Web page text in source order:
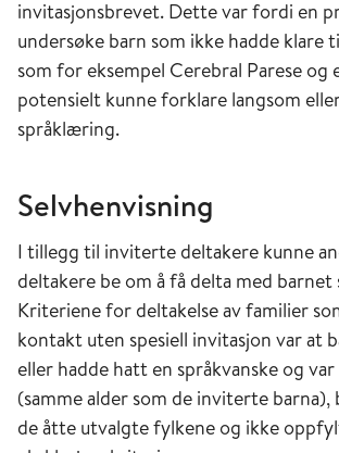
invitasjonsbrevet. Dette var fordi en
undersøke barn som ikke hadde klare
som for eksempel Cerebral Parese og
potensielt kunne forklare langsom
språklæring.
Selvhenvisning
I tillegg til inviterte deltakere kunne
deltakere be om å få delta med
Kriteriene for deltakelse av familier
kontakt uten spesiell invitasjon var at
eller hadde hatt en språkvanske og
(samme alder som de inviterte
de åtte utvalgte fylkene og ikke